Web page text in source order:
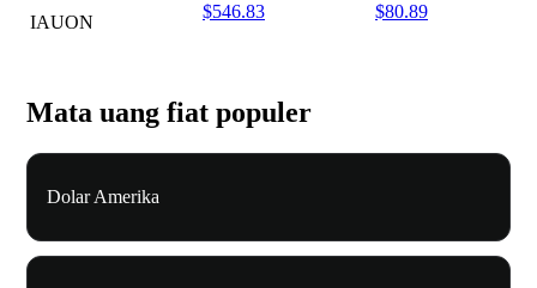
IAUON
$546.83 $80.89
Mata uang fiat populer
Dolar Amerika